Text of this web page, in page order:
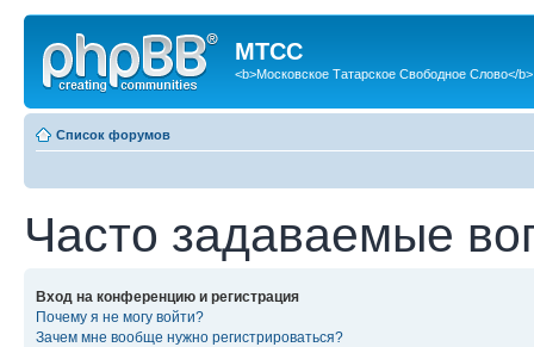
МТСС
<b>Московское Татарское Свободное Слово</b>
Список форумов
Часто задаваемые
Вход на конференцию и регистрация
Почему я не могу войти?
Зачем мне вообще нужно регистрироваться?